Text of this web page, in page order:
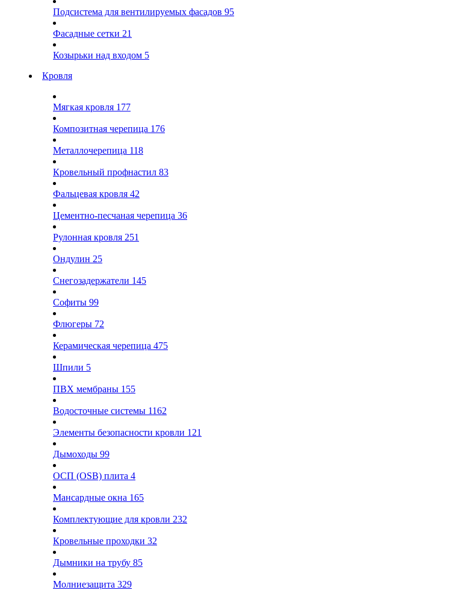
Подсистема для вентилируемых фасадов 95
Фасадные сетки 21
Козырьки над входом 5
Кровля
Мягкая кровля 177
Композитная черепица 176
Металлочерепица 118
Кровельный профнастил 83
Фальцевая кровля 42
Цементно-песчаная черепица 36
Рулонная кровля 251
Ондулин 25
Снегозадержатели 145
Софиты 99
Флюгеры 72
Керамическая черепица 475
Шпили 5
ПВХ мембраны 155
Водосточные системы 1162
Элементы безопасности кровли 121
Дымоходы 99
ОСП (OSB) плита 4
Мансардные окна 165
Комплектующие для кровли 232
Кровельные проходки 32
Дымники на трубу 85
Молниезащита 329